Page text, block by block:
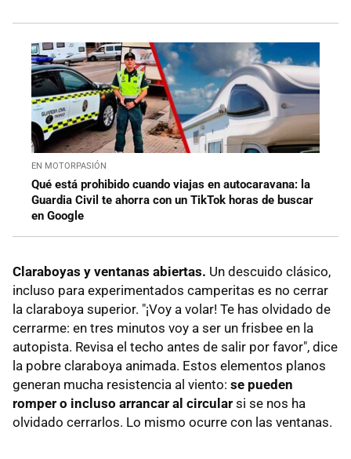
EN MOTORPASIÓN
Qué está prohibido cuando viajas en autocaravana: la
Guardia Civil te ahorra con un TikTok horas de buscar
en Google
Claraboyas y ventanas abiertas. Un descuido clásico,
incluso para experimentados camperitas es no cerrar
la claraboya superior. "¡Voy a volar! Te has olvidado de
cerrarme: en tres minutos voy a ser un frisbee en la
autopista. Revisa el techo antes de salir por favor", dice
la pobre claraboya animada. Estos elementos planos
generan mucha resistencia al viento: se pueden
romper o incluso arrancar al circular si se nos ha
olvidado cerrarlos. Lo mismo ocurre con las ventanas.